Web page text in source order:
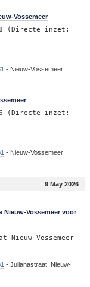
Vossemeer
(Directe inzet:
- Nieuw-Vossemeer
(Directe inzet:
- Nieuw-Vossemeer
9 May 2026
Nieuw-Vossemeer voor
Nieuw-Vossemeer
- Julianastraat, Nieuw-